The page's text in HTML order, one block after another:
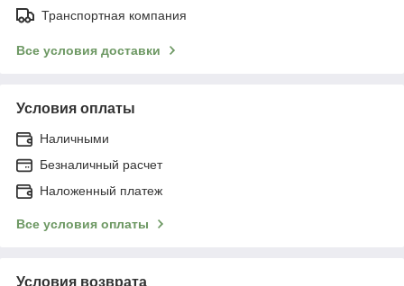
Транспортная компания
Все условия доставки
Условия оплаты
Наличными
Безналичный расчет
Наложенный платеж
Все условия оплаты
Условия возврата